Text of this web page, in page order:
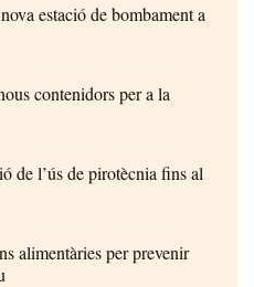
estació de bombament a
contenidors per a la
de l’ús de pirotècnia fins al
alimentàries per prevenir